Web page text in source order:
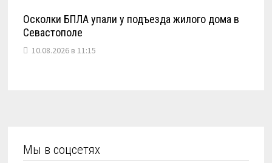
Осколки БПЛА упали у подъезда жилого дома в
Севастополе
10.08.2026 в 11:15
Мы в соцсетях